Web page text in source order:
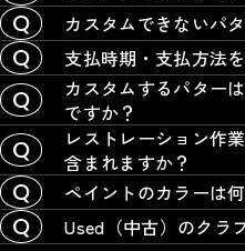
カスタムできないパ
支払時期・支払方法
カスタムするパター
ですか？
レストレーション作
含まれますか？
ペイントのカラーは
Used（中古）のクラ